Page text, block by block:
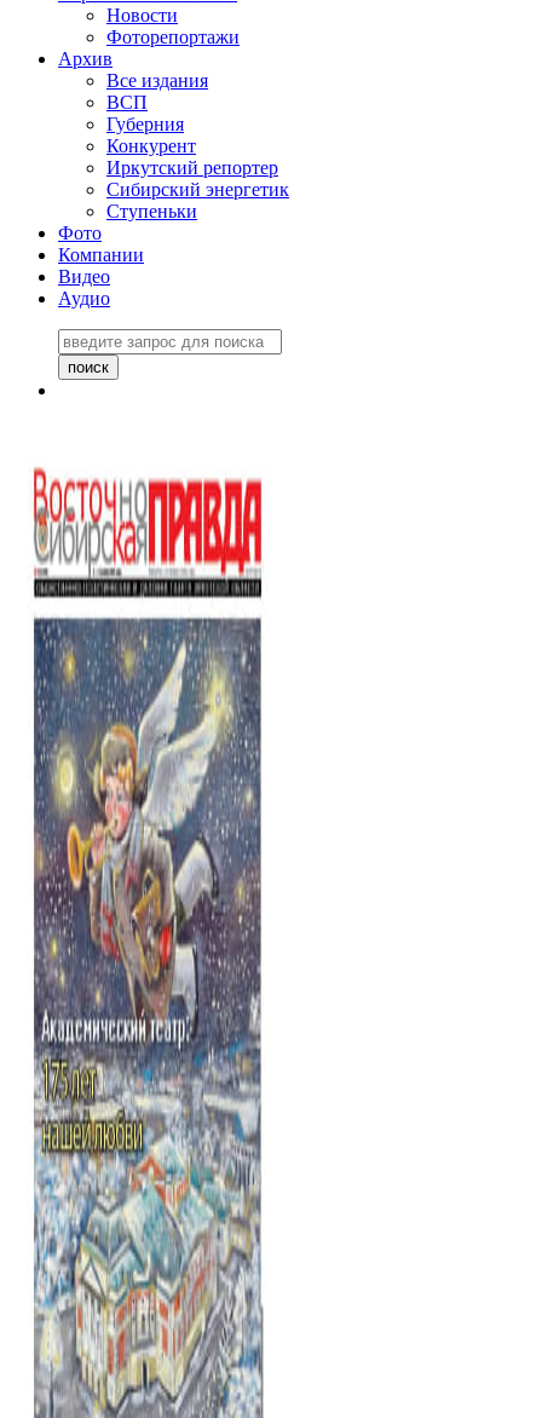
Новости
Фоторепортажи
Архив
Все издания
ВСП
Губерния
Конкурент
Иркутский репортер
Сибирский энергетик
Ступеньки
Фото
Компании
Видео
Аудио